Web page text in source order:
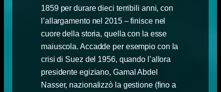
1859 per durare dieci terribili anni, con
l’allargamento nel 2015 – finisce nel
cuore della storia, quella con la esse
maiuscola. Accadde per esempio con la
crisi di Suez del 1956, quando l’allora
presidente egiziano, Gamal Abdel
Nasser, nazionalizzò la gestione (fino a